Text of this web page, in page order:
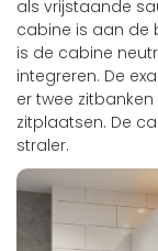
als vrijstaande
cabine is aan de
is de cabine
integreren. De
er twee
zitplaatsen. De
straler.